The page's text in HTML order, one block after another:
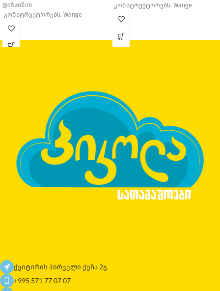
დიზაინის
კონსტრუქტორებს. Wange
Education დაარსდა 1995 წელს,
საწარმო იყო, თუმცა
კონსტრუქტორებს. Wange
Education დაარსდა 1995 წელს,
საწარმო იყო, თუმცა
ქვიტირის პირველი ქუჩა 2გ
+995 571 77 07 07